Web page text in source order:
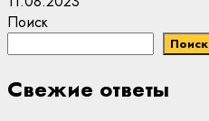
Поиск
Поиск
Свежие ответы